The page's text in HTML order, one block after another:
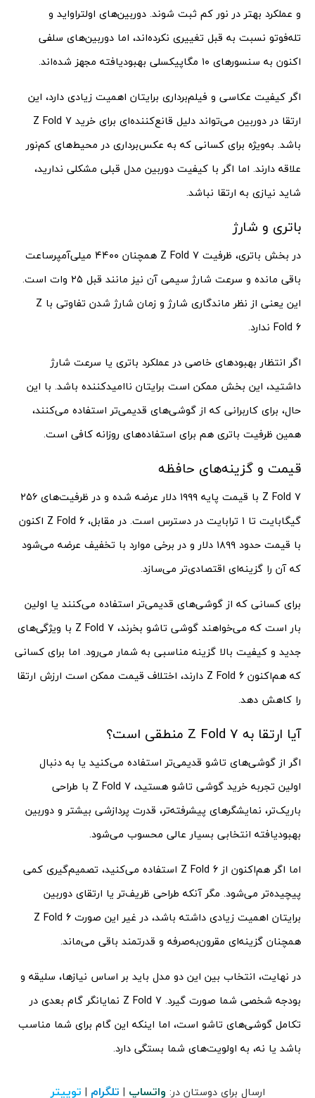
و عملکرد بهتر در نور کم ثبت شوند. دوربین‌های اولتراواید و
تله‌فوتو نسبت به قبل تغییری نکرده‌اند، اما دوربین‌های سلفی
اکنون به سنسورهای ۱۰ مگاپیکسلی بهبودیافته مجهز شده‌اند.
اگر کیفیت عکاسی و فیلم‌برداری برایتان اهمیت زیادی دارد، این
ارتقا در دوربین می‌تواند دلیل قانع‌کننده‌ای برای خرید Z Fold 7
باشد. به‌ویژه برای کسانی که به عکس‌برداری در محیط‌های کم‌نور
علاقه دارند. اما اگر با کیفیت دوربین مدل قبلی مشکلی ندارید،
شاید نیازی به ارتقا نباشد.
باتری و شارژ
در بخش باتری، ظرفیت Z Fold 7 همچنان ۴۴۰۰ میلی‌آمپرساعت
باقی مانده و سرعت شارژ سیمی آن نیز مانند قبل ۲۵ وات است.
این یعنی از نظر ماندگاری شارژ و زمان شارژ شدن تفاوتی با Z
Fold 6 ندارد.
اگر انتظار بهبودهای خاصی در عملکرد باتری یا سرعت شارژ
داشتید، این بخش ممکن است برایتان ناامیدکننده باشد. با این
حال، برای کاربرانی که از گوشی‌های قدیمی‌تر استفاده می‌کنند،
همین ظرفیت باتری هم برای استفاده‌های روزانه کافی است.
قیمت و گزینه‌های حافظه
Z Fold 7 با قیمت پایه ۱۹۹۹ دلار عرضه شده و در ظرفیت‌های ۲۵۶
گیگابایت تا ۱ ترابایت در دسترس است. در مقابل، Z Fold 6 اکنون
با قیمت حدود ۱۸۹۹ دلار و در برخی موارد با تخفیف عرضه می‌شود
که آن را گزینه‌ای اقتصادی‌تر می‌سازد.
برای کسانی که از گوشی‌های قدیمی‌تر استفاده می‌کنند یا اولین
بار است که می‌خواهند گوشی تاشو بخرند، Z Fold 7 با ویژگی‌های
جدید و کیفیت بالا گزینه مناسبی به شمار می‌رود. اما برای کسانی
که هم‌اکنون Z Fold 6 دارند، اختلاف قیمت ممکن است ارزش ارتقا
را کاهش دهد.
آیا ارتقا به Z Fold 7 منطقی است؟
اگر از گوشی‌های تاشو قدیمی‌تر استفاده می‌کنید یا به دنبال
اولین تجربه خرید گوشی تاشو هستید، Z Fold 7 با طراحی
باریک‌تر، نمایشگرهای پیشرفته‌تر، قدرت پردازشی بیشتر و دوربین
بهبودیافته انتخابی بسیار عالی محسوب می‌شود.
اما اگر هم‌اکنون از Z Fold 6 استفاده می‌کنید، تصمیم‌گیری کمی
پیچیده‌تر می‌شود. مگر آنکه طراحی ظریف‌تر یا ارتقای دوربین
برایتان اهمیت زیادی داشته باشد، در غیر این صورت Z Fold 6
همچنان گزینه‌ای مقرون‌به‌صرفه و قدرتمند باقی می‌ماند.
در نهایت، انتخاب بین این دو مدل باید بر اساس نیازها، سلیقه و
بودجه شخصی شما صورت گیرد. Z Fold 7 نمایانگر گام بعدی در
تکامل گوشی‌های تاشو است، اما اینکه این گام برای شما مناسب
باشد یا نه، به اولویت‌های شما بستگی دارد.
ارسال برای دوستان در: واتساپ | تلگرام | توییتر